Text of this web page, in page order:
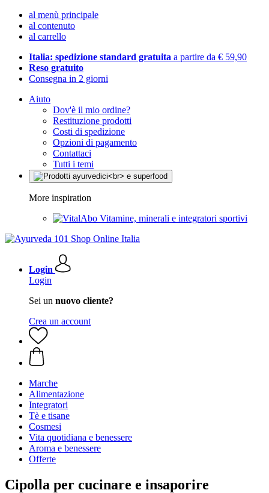
al menù principale
al contenuto
al carrello
Italia: spedizione standard gratuita a partire da € 59,90
Reso gratuito
Consegna in 2 giorni
Aiuto
Dov'è il mio ordine?
Restituzione prodotti
Costi di spedizione
Opzioni di pagamento
Contattaci
Tutti i temi
More inspiration
Vitamine, minerali e integratori sportivi
Login
Login
Sei un nuovo cliente?
Crea un account
Marche
Alimentazione
Integratori
Tè e tisane
Cosmesi
Vita quotidiana e benessere
Aroma e benessere
Offerte
Cipolla per cucinare e insaporire